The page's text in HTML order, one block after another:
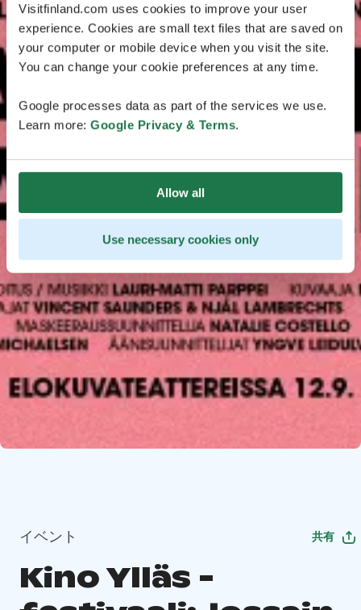
Visitfinland.com uses cookies to improve your user
experience. Cookies are small text files that are saved on
your computer or mobile device when you visit the site.
You can change your cookie preferences at any time.
Google processes data as part of the services we use.
Learn more: Google Privacy & Terms.
Allow all
Use necessary cookies only
イベント 共有
Kino Ylläs -